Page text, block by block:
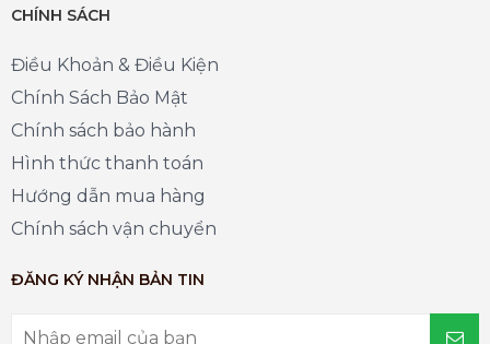
CHÍNH SÁCH
Điều Khoản & Điều Kiện
Chính Sách Bảo Mật
Chính sách bảo hành
Hình thức thanh toán
Hướng dẫn mua hàng
Chính sách vận chuyển
ĐĂNG KÝ NHẬN BẢN TIN